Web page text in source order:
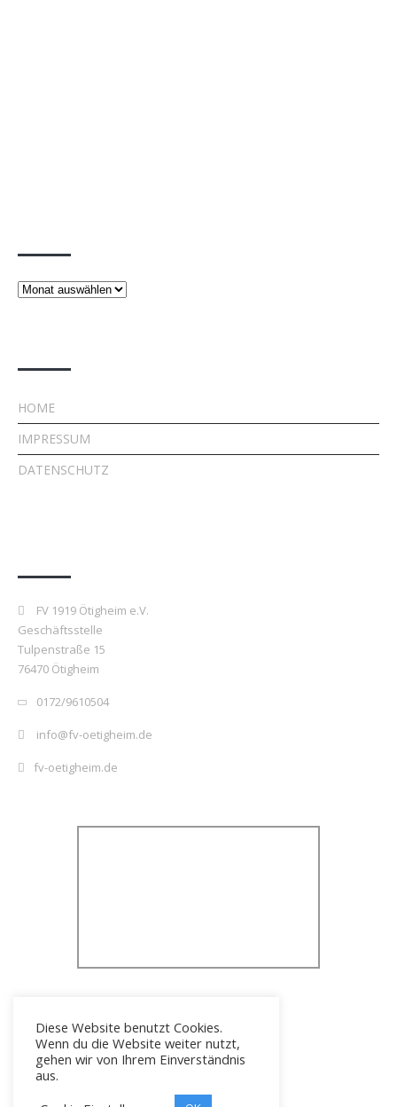
Beiträge
HOME
IMPRESSUM
DATENSCHUTZ
FV 1919 Ötigheim e.V.
Geschäftsstelle
Tulpenstraße 15
76470 Ötigheim
0172/9610504
info@fv-oetigheim.de
fv-oetigheim.de
Diese Website benutzt Cookies.
Wenn du die Website weiter nutzt,
gehen wir von Ihrem Einverständnis
aus.